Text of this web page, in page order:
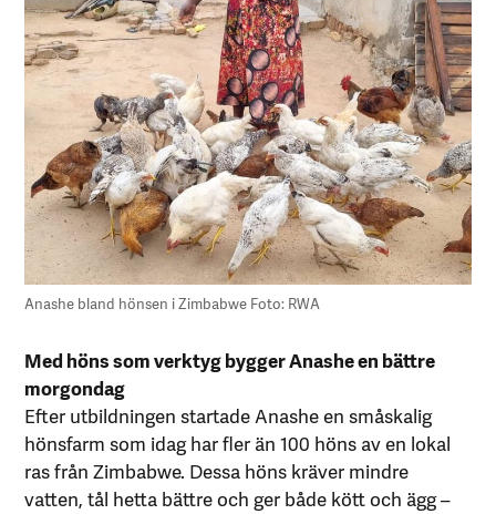
Anashe bland hönsen i Zimbabwe Foto: RWA
Med höns som verktyg bygger Anashe en bättre
morgondag
Efter utbildningen startade Anashe en småskalig
hönsfarm som idag har fler än 100 höns av en lokal
ras från Zimbabwe. Dessa höns kräver mindre
vatten, tål hetta bättre och ger både kött och ägg –